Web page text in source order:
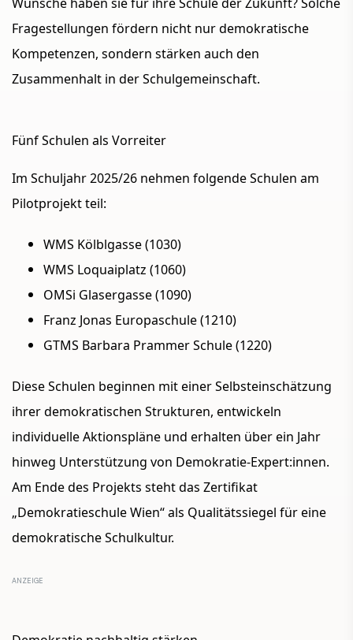
Fragestellungen fördern nicht nur demokratische
Kompetenzen, sondern stärken auch den
Zusammenhalt in der Schulgemeinschaft.
Fünf Schulen als Vorreiter
Im Schuljahr 2025/26 nehmen folgende Schulen am
Pilotprojekt teil:
WMS Kölblgasse (1030)
WMS Loquaiplatz (1060)
OMSi Glasergasse (1090)
Franz Jonas Europaschule (1210)
GTMS Barbara Prammer Schule (1220)
Diese Schulen beginnen mit einer Selbsteinschätzung
ihrer demokratischen Strukturen, entwickeln
individuelle Aktionspläne und erhalten über ein Jahr
hinweg Unterstützung von Demokratie-Expert:innen.
Am Ende des Projekts steht das Zertifikat
„Demokratieschule Wien“ als Qualitätssiegel für eine
demokratische Schulkultur.